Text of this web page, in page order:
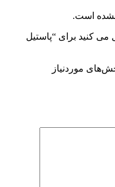
نشده است.
می کنید برای “پاستیل
موردنیاز